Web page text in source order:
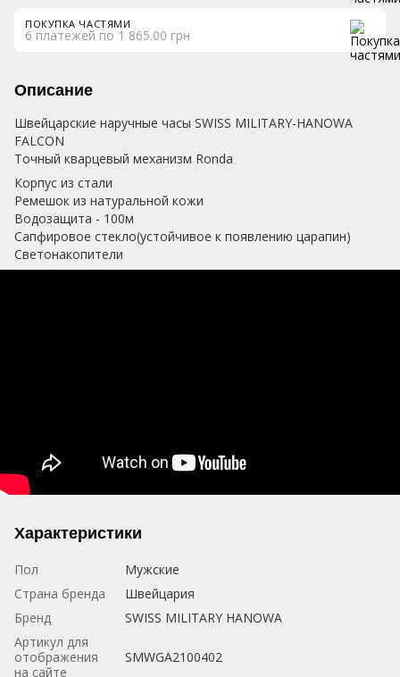
ПОКУПКА ЧАСТЯМИ
6 платежей по 1 865.00 грн
Описание
Швейцарские наручные часы SWISS MILITARY-HANOWA
FALCON
Точный кварцевый механизм Ronda
Корпус из стали
Ремешок из натуральной кожи
Водозащита - 100м
Сапфировое стекло(устойчивое к появлению царапин)
Светонакопители
Характеристики
Пол
Мужские
Страна бренда
Швейцария
Бренд
SWISS MILITARY HANOWA
Артикул для
отображения
на сайте
SMWGA2100402